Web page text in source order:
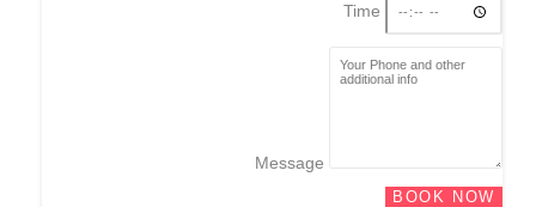
Time
Message
BOOK NOW